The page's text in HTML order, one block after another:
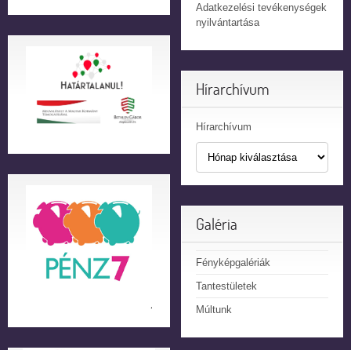
Adatkezelési tevékenységek
nyilvántartása
Hírarchívum
Hírarchívum
Galéria
Fényképgalériák
Tantestületek
Múltunk